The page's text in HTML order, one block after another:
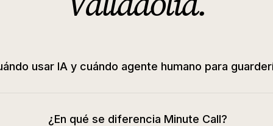
usar IA y cuándo agente humano para
¿En qué se diferencia Minute Call?